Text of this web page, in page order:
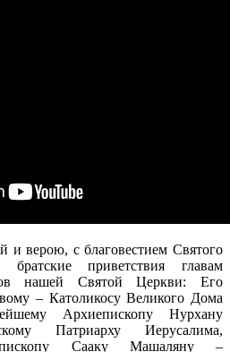
и верою, с благовестием Святого
приветствия главам
нашей Святой Церкви: Его
– Католикосу Великого Дома
Архиепископу Нурхану
Патриарху Иерусалима,
Сааку Машаляну –